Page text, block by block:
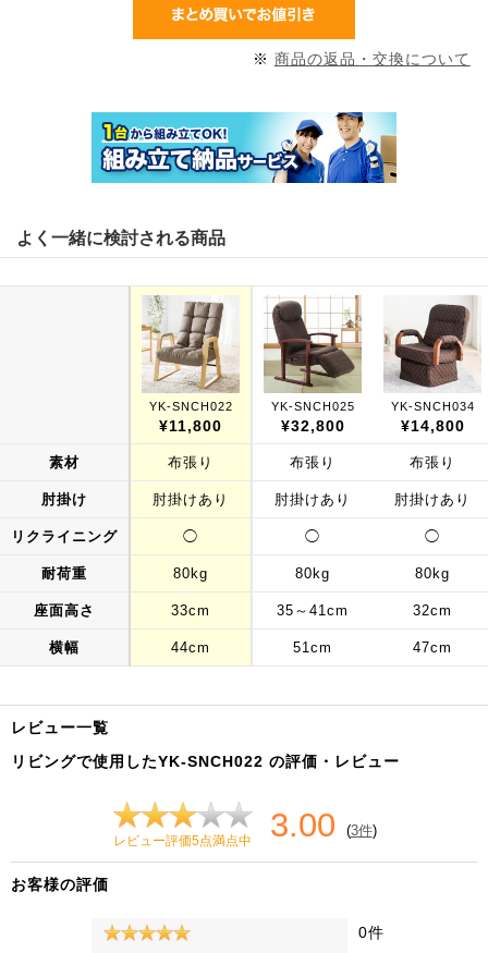
※ 商品の返品・交換について
よく一緒に検討される商品
素材
肘掛け
リクライニング
耐荷重
座面高さ
横幅
YK-SNCH022
¥11,800
布張り
肘掛けあり
◯
80kg
33cm
44cm
YK-SNCH025
¥32,800
布張り
肘掛けあり
◯
80kg
35～41cm
51cm
YK-SNCH034
¥14,800
布張り
肘掛けあり
◯
80kg
32cm
47cm
レビュー一覧
リビングで使用したYK-SNCH022 の評価・レビュー
レビュー評価5点満点中 3.00 (3件)
お客様の評価
0件